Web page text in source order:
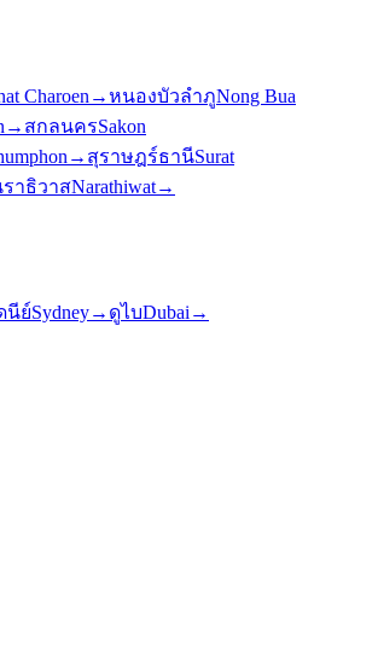
Charoen →หนองบัวลำภูNong Bua
→ สกลนครSakon
→ สุราษฎร์ธานีSurat
าธิวาสNarathiwat→
นีย์Sydney→ ดูไบDubai →